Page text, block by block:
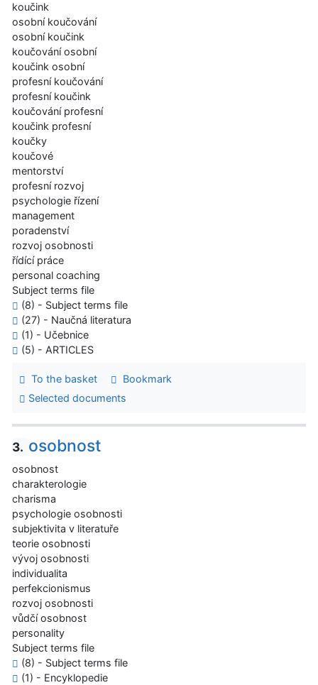
koučink
osobní koučování
osobní koučink
koučování osobní
koučink osobní
profesní koučování
profesní koučink
koučování profesní
koučink profesní
koučky
koučové
mentorství
profesní rozvoj
psychologie řízení
management
poradenství
rozvoj osobnosti
řídící práce
personal coaching
Subject terms file
(8) - Subject terms file
(27) - Naučná literatura
(1) - Učebnice
(5) - ARTICLES
To the basket
Bookmark
Selected documents
3. osobnost
osobnost
charakterologie
charisma
psychologie osobnosti
subjektivita v literatuře
teorie osobnosti
vývoj osobnosti
individualita
perfekcionismus
rozvoj osobnosti
vůdčí osobnost
personality
Subject terms file
(8) - Subject terms file
(1) - Encyklopedie